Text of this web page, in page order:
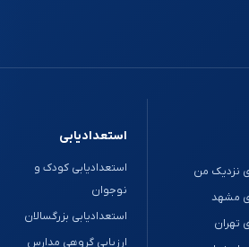
نزدیک من
مشهد
تهران
استعدادیابی
استعدادیابی کودک و
نوجوان
استعدادیابی بزرگسالان
ارزیابی گروهی مدارس